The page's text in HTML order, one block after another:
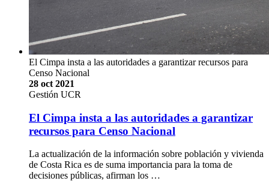
El Cimpa insta a las autoridades a garantizar recursos para
Censo Nacional
28 oct 2021
Gestión UCR
El Cimpa insta a las autoridades a garantizar
recursos para Censo Nacional
La actualización de la información sobre población y vivienda
de Costa Rica es de suma importancia para la toma de
decisiones públicas, afirman los …